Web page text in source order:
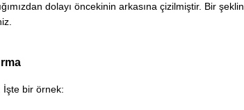
dolayı öncekinin arkasına çizilmiştir. Bir şeklin
İşte bir örnek: